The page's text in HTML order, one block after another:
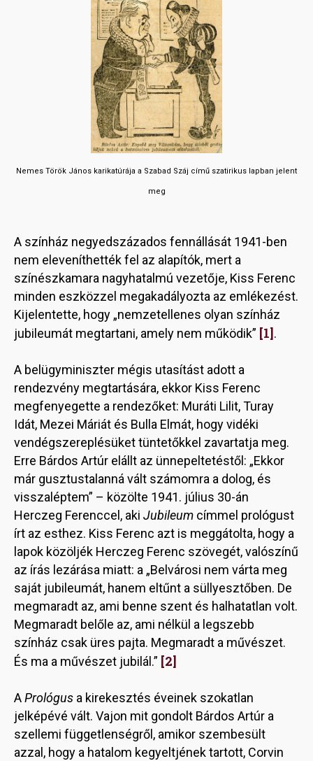
Nemes Török János karikatúrája a Szabad Száj című szatirikus lapban jelent
meg
A színház negyedszázados fennállását 1941-ben
nem eleveníthették fel az alapítók, mert a
színészkamara nagyhatalmú vezetője, Kiss Ferenc
minden eszközzel megakadályozta az emlékezést.
Kijelentette, hogy „nemzetellenes olyan színház
jubileumát megtartani, amely nem működik” [1].
A belügyminiszter mégis utasítást adott a
rendezvény megtartására, ekkor Kiss Ferenc
megfenyegette a rendezőket: Muráti Lilit, Turay
Idát, Mezei Máriát és Bulla Elmát, hogy vidéki
vendégszereplésüket tüntetőkkel zavartatja meg.
Erre Bárdos Artúr elállt az ünnepeltetéstől: „Ekkor
már gusztustalanná vált számomra a dolog, és
visszaléptem” – közölte 1941. július 30-án
Herczeg Ferenccel, aki Jubileum címmel prológust
írt az esthez. Kiss Ferenc azt is meggátolta, hogy a
lapok közöljék Herczeg Ferenc szövegét, valószínű
az írás lezárása miatt: a „Belvárosi nem várta meg
saját jubileumát, hanem eltűnt a süllyesztőben. De
megmaradt az, ami benne szent és halhatatlan volt.
Megmaradt belőle az, ami nélkül a legszebb
színház csak üres pajta. Megmaradt a művészet.
És ma a művészet jubilál.” [2]
APrológus a kirekesztés éveinek szokatlan
jelképévé vált. Vajon mit gondolt Bárdos Artúr a
szellemi függetlenségről, amikor szembesült
azzal, hogy a hatalom kegyeltjének tartott, Corvin